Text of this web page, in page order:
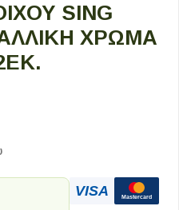
SING
ΧΡΏΜΑ
VISA Mastercard